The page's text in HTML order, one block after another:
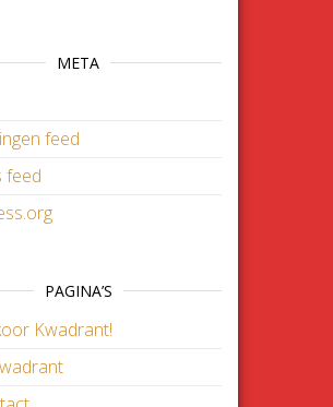
META
feed
feed
PAGINA’S
Kwadrant!